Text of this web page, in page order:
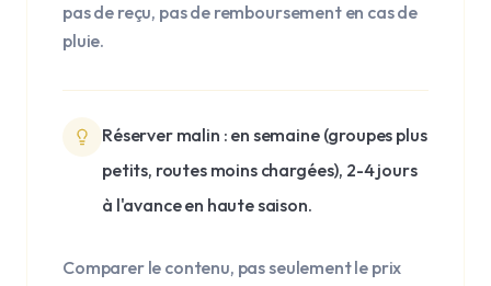
pas de reçu, pas de remboursement en cas de
pluie.
Réserver malin : en semaine (groupes plus
petits, routes moins chargées), 2-4 jours
à l'avance en haute saison.
Comparer le contenu, pas seulement le prix